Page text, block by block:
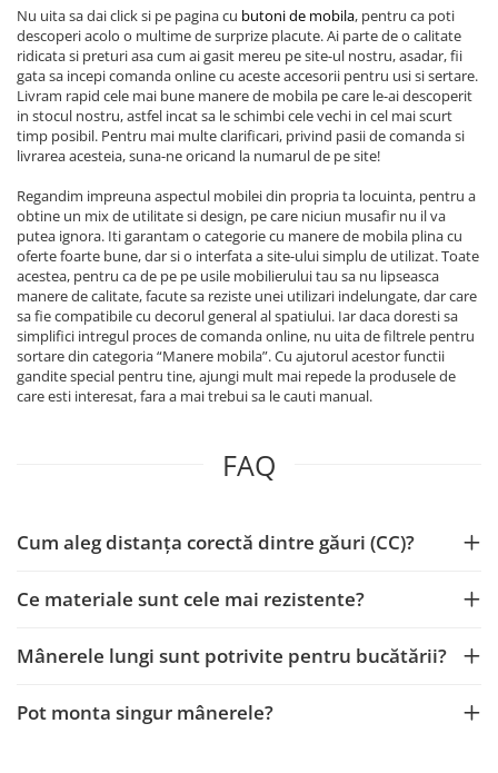
Nu uita sa dai click si pe pagina cu butoni de mobila, pentru ca poti
descoperi acolo o multime de surprize placute. Ai parte de o calitate
ridicata si preturi asa cum ai gasit mereu pe site-ul nostru, asadar, fii
gata sa incepi comanda online cu aceste accesorii pentru usi si sertare.
Livram rapid cele mai bune manere de mobila pe care le-ai descoperit
in stocul nostru, astfel incat sa le schimbi cele vechi in cel mai scurt
timp posibil. Pentru mai multe clarificari, privind pasii de comanda si
livrarea acesteia, suna-ne oricand la numarul de pe site!
Regandim impreuna aspectul mobilei din propria ta locuinta, pentru a
obtine un mix de utilitate si design, pe care niciun musafir nu il va
putea ignora. Iti garantam o categorie cu manere de mobila plina cu
oferte foarte bune, dar si o interfata a site-ului simplu de utilizat. Toate
acestea, pentru ca de pe pe usile mobilierului tau sa nu lipseasca
manere de calitate, facute sa reziste unei utilizari indelungate, dar care
sa fie compatibile cu decorul general al spatiului. Iar daca doresti sa
simplifici intregul proces de comanda online, nu uita de filtrele pentru
sortare din categoria “Manere mobila”. Cu ajutorul acestor functii
gandite special pentru tine, ajungi mult mai repede la produsele de
care esti interesat, fara a mai trebui sa le cauti manual.
FAQ
Cum aleg distanța corectă dintre găuri (CC)?
Ce materiale sunt cele mai rezistente?
Mânerele lungi sunt potrivite pentru bucătării?
Pot monta singur mânerele?